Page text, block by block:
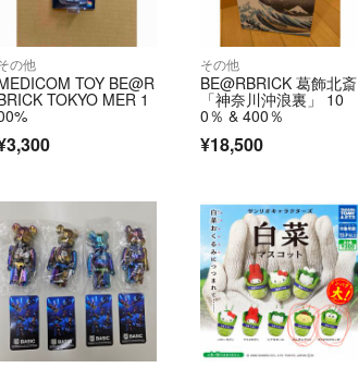
の他
TOY BE@R
TOKYO MER 1
その他
BE@RBRICK 葛飾北斎
「神奈川沖浪裏」 10
0％ & 400％
¥18,500